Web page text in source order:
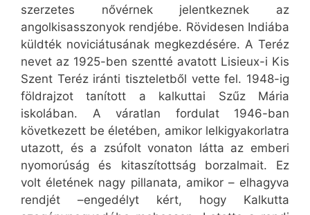
szerzetes nővérnek jelentkeznek az
angolkisasszonyok rendjébe. Rövidesen Indiába
küldték noviciátusának megkezdésére. A Teréz
nevet az 1925-ben szentté avatott Lisieux-i Kis
Szent Teréz iránti tiszteletből vette fel. 1948-ig
földrajzot tanított a kalkuttai Szűz Mária
iskolában. A váratlan fordulat 1946-ban
következett be életében, amikor lelkigyakorlatra
utazott, és a zsúfolt vonaton látta az emberi
nyomorúság és kitaszítottság borzalmait. Ez
volt életének nagy pillanata, amikor – elhagyva
rendjét –engedélyt kért, hogy Kalkutta